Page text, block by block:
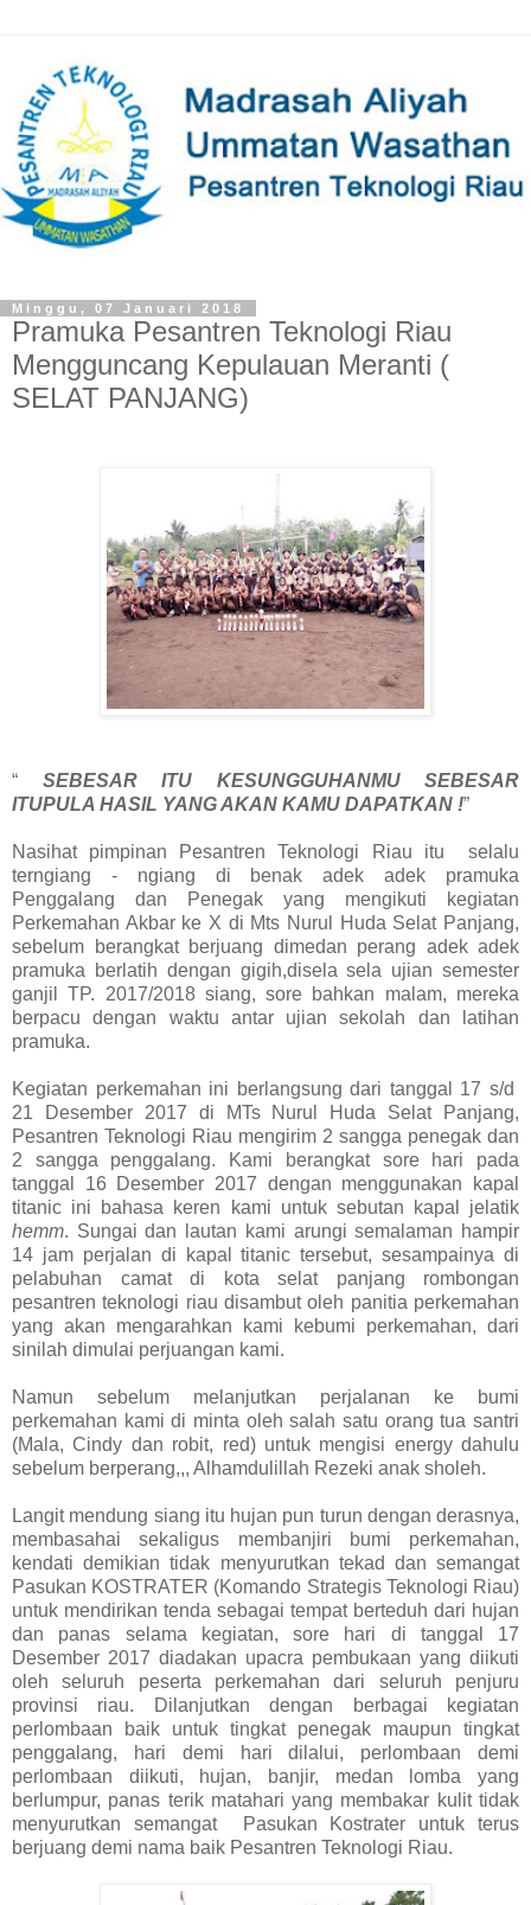
Minggu, 07 Januari 2018
Pramuka Pesantren Teknologi Riau
Mengguncang Kepulauan Meranti (
SELAT PANJANG)
“ SEBESAR ITU KESUNGGUHANMU SEBESAR
ITUPULA HASIL YANG AKAN KAMU DAPATKAN !”
Nasihat pimpinan Pesantren Teknologi Riau itu selalu
terngiang - ngiang di benak adek adek pramuka
Penggalang dan Penegak yang mengikuti kegiatan
Perkemahan Akbar ke X di Mts Nurul Huda Selat Panjang,
sebelum berangkat berjuang dimedan perang adek adek
pramuka berlatih dengan gigih,disela sela ujian semester
ganjil TP. 2017/2018 siang, sore bahkan malam, mereka
berpacu dengan waktu antar ujian sekolah dan latihan
pramuka.
Kegiatan perkemahan ini berlangsung dari tanggal 17 s/d
21 Desember 2017 di MTs Nurul Huda Selat Panjang,
Pesantren Teknologi Riau mengirim 2 sangga penegak dan
2 sangga penggalang. Kami berangkat sore hari pada
tanggal 16 Desember 2017 dengan menggunakan kapal
titanic ini bahasa keren kami untuk sebutan kapal jelatik
hemm. Sungai dan lautan kami arungi semalaman hampir
14 jam perjalan di kapal titanic tersebut, sesampainya di
pelabuhan camat di kota selat panjang rombongan
pesantren teknologi riau disambut oleh panitia perkemahan
yang akan mengarahkan kami kebumi perkemahan, dari
sinilah dimulai perjuangan kami.
Namun sebelum melanjutkan perjalanan ke bumi
perkemahan kami di minta oleh salah satu orang tua santri
(Mala, Cindy dan robit, red) untuk mengisi energy dahulu
sebelum berperang,,, Alhamdulillah Rezeki anak sholeh.
Langit mendung siang itu hujan pun turun dengan derasnya,
membasahai sekaligus membanjiri bumi perkemahan,
kendati demikian tidak menyurutkan tekad dan semangat
Pasukan KOSTRATER (Komando Strategis Teknologi Riau)
untuk mendirikan tenda sebagai tempat berteduh dari hujan
dan panas selama kegiatan, sore hari di tanggal 17
Desember 2017 diadakan upacra pembukaan yang diikuti
oleh seluruh peserta perkemahan dari seluruh penjuru
provinsi riau. Dilanjutkan dengan berbagai kegiatan
perlombaan baik untuk tingkat penegak maupun tingkat
penggalang, hari demi hari dilalui, perlombaan demi
perlombaan diikuti, hujan, banjir, medan lomba yang
berlumpur, panas terik matahari yang membakar kulit tidak
menyurutkan semangat Pasukan Kostrater untuk terus
berjuang demi nama baik Pesantren Teknologi Riau.